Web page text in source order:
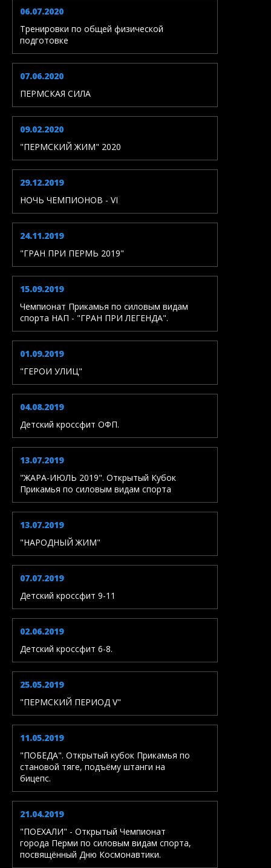
06.07.2020
Тренировки по общей физической
подготовке
07.06.2020
ПЕРМСКАЯ СИЛА
09.02.2020
"ПЕРМСКИЙ ЖИМ" 2020
29.12.2019
НОЧЬ ЧЕМПИОНОВ - VI
24.11.2019
"ГРАН ПРИ ПЕРМЬ 2019"
15.09.2019
Чемпионат Прикамья по силовым видам
спорта НАП - "ГРАН ПРИ ЛЕГЕНДА".
01.09.2019
"ГЕРОИ УЛИЦ"
04.08.2019
Детский кроссфит ОФП.
13.07.2019
"ЖАРА-ИЮЛЬ 2019". Открытый Кубок
Прикамья по силовым видам спорта
13.07.2019
"НАРОДНЫЙ ЖИМ"
07.07.2019
Детский кроссфит 9-11
02.06.2019
Детский кроссфит 6-8.
25.05.2019
"ПЕРМСКИЙ ПЕРИОД V"
11.05.2019
"ПОБЕДА". Открытый кубок Прикамья по
становой тяге, подъёму штанги на
бицепс.
21.04.2019
"ПОЕХАЛИ" - Открытый Чемпионат
города Перми по силовым видам спорта,
посвящённый Дню Космонавтики.